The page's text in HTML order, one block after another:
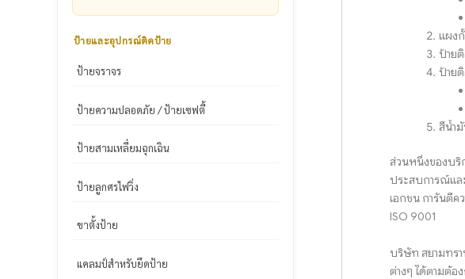
ป้ายและอุปกรณ์ติดป้าย
ป้ายจราจร
ป้ายความปลอดภัย / ป้ายเซฟตี้
ป้ายสามเหลี่ยมฉุกเฉิน
ป้ายลูกศรไฟวิ่ง
ขาตั้งป้าย
แคลมป์สำหรับยึดป้าย
แผง
ป้าย
ป้าย
สีน้ำ
ส่วนหนึ่งของบริ
ประสบการณ์แล
เอกชน การันตี
ISO 9001
บริษัท สยามทร
ต่างๆ ได้ตามต้อ